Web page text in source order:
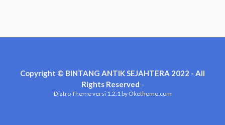
Copyright © BINTANG ANTIK SEJAHTERA 2022 - All
Rights Reserved -
Diztro Themeversi 1.2.1 by Oketheme.com